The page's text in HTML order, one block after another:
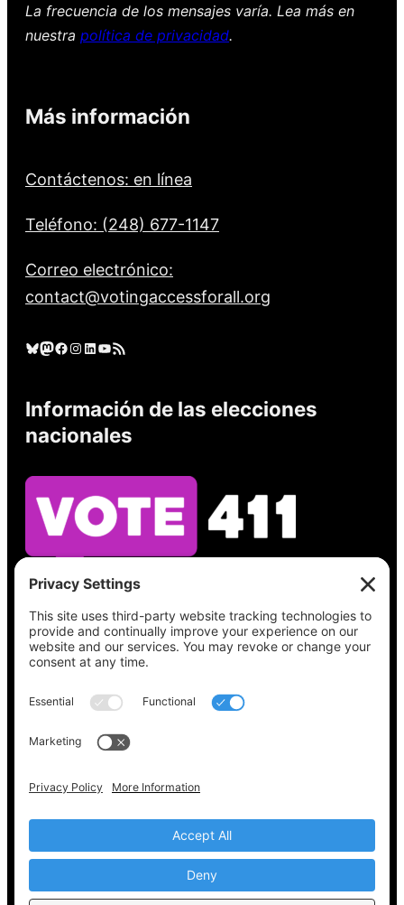
La frecuencia de los mensajes varía. Lea más en
nuestra política de privacidad.
Más información
Contáctenos: en línea
Teléfono: (248) 677-1147
Correo electrónico:
contact@votingaccessforall.org
Cielo azul Mastodonte Facebook Instagram LinkedIn YouTube Feed RSS
Información de las elecciones
nacionales
Vea lo que hay en su boleta, encuentre su
lugar de votación, verifique el estado de su
registro y obtenga toda la información
electoral que necesita enVote411.org.
Por favor no utilice:
Derechos de autor © 2022-2024 Coalición de
acceso al voto para todos